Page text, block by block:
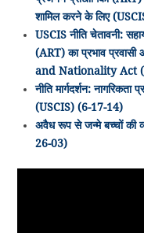
शामिल करने के लिए
USCIS नीति चेतावनी:
(ART) का प्रभाव
and Nationality Act
नीति मार्गदर्शन: नागरिकता
(USCIS) (6-17-14)
अवैध रूप से जन्मे बच्चों की
26-03)